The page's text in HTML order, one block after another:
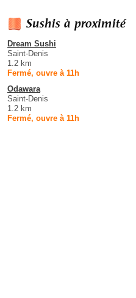
Sushis à proximité
Dream Sushi
Saint-Denis
1.2 km
Fermé, ouvre à 11h
Odawara
Saint-Denis
1.2 km
Fermé, ouvre à 11h